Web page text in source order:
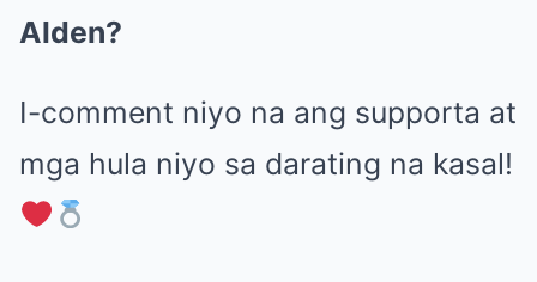
Alden?
I-comment niyo na ang supporta at
mga hula niyo sa darating na kasal!